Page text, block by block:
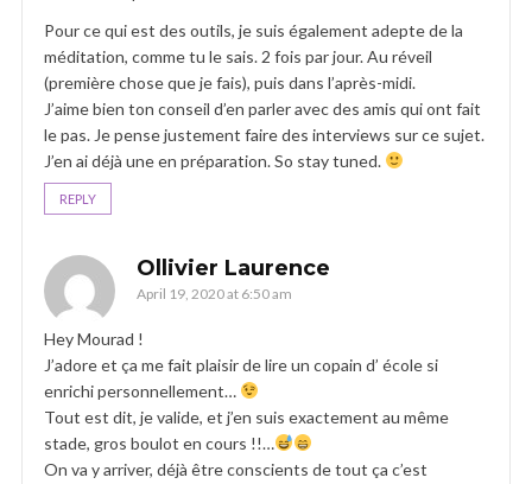
Pour ce qui est des outils, je suis également adepte de la
méditation, comme tu le sais. 2 fois par jour. Au réveil
(première chose que je fais), puis dans l’après-midi.
J’aime bien ton conseil d’en parler avec des amis qui ont fait
le pas. Je pense justement faire des interviews sur ce sujet.
J’en ai déjà une en préparation. So stay tuned.
REPLY
Ollivier Laurence
April 19, 2020 at 6:50 am
Hey Mourad !
J’adore et ça me fait plaisir de lire un copain d’ école si
enrichi personnellement…
Tout est dit, je valide, et j’en suis exactement au même
stade, gros boulot en cours !!…
On va y arriver, déjà être conscients de tout ça c’est